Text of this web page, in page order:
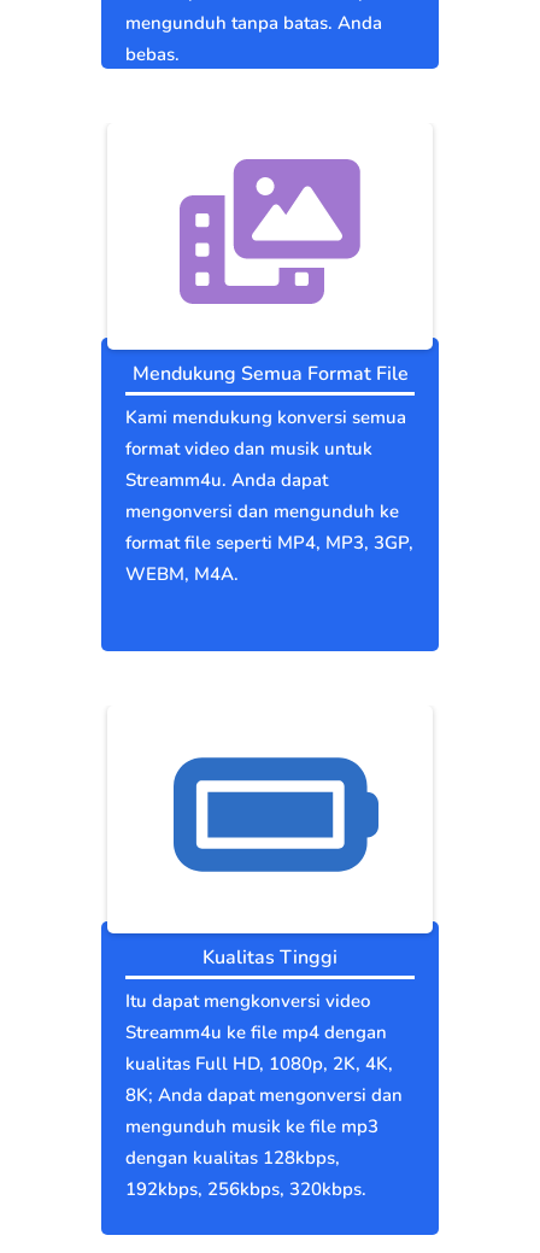
mengunduh tanpa batas. Anda
bebas.
Mendukung Semua Format File
Kami mendukung konversi semua
format video dan musik untuk
Streamm4u. Anda dapat
mengonversi dan mengunduh ke
format file seperti MP4, MP3, 3GP,
WEBM, M4A.
Kualitas Tinggi
Itu dapat mengkonversi video
Streamm4u ke file mp4 dengan
kualitas Full HD, 1080p, 2K, 4K,
8K; Anda dapat mengonversi dan
mengunduh musik ke file mp3
dengan kualitas 128kbps,
192kbps, 256kbps, 320kbps.